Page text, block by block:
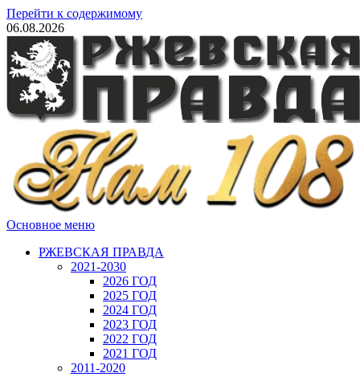
Перейти к содержимому
06.08.2026
Основное меню
РЖЕВСКАЯ ПРАВДА
2021-2030
2026 ГОД
2025 ГОД
2024 ГОД
2023 ГОД
2022 ГОД
2021 ГОД
2011-2020